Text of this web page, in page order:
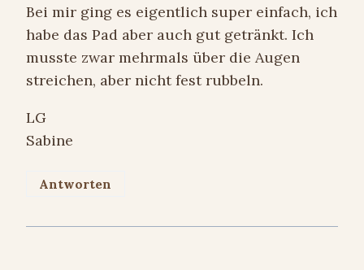
Bei mir ging es eigentlich super einfach, ich
habe das Pad aber auch gut getränkt. Ich
musste zwar mehrmals über die Augen
streichen, aber nicht fest rubbeln.
LG
Sabine
Antworten